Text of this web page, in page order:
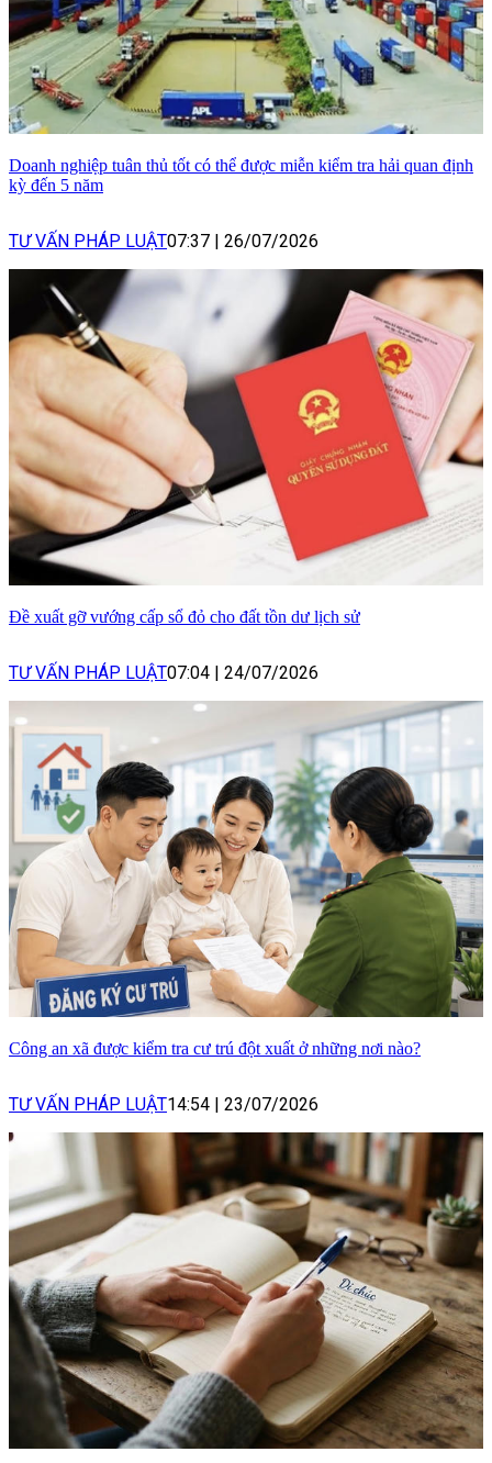
Doanh nghiệp tuân thủ tốt có thể được miễn kiểm tra hải quan định
kỳ đến 5 năm
TƯ VẤN PHÁP LUẬT07:37 26/07/2026
Đề xuất gỡ vướng cấp sổ đỏ cho đất tồn dư lịch sử
TƯ VẤN PHÁP LUẬT07:04 24/07/2026
Công an xã được kiểm tra cư trú đột xuất ở những nơi nào?
TƯ VẤN PHÁP LUẬT14:54 23/07/2026